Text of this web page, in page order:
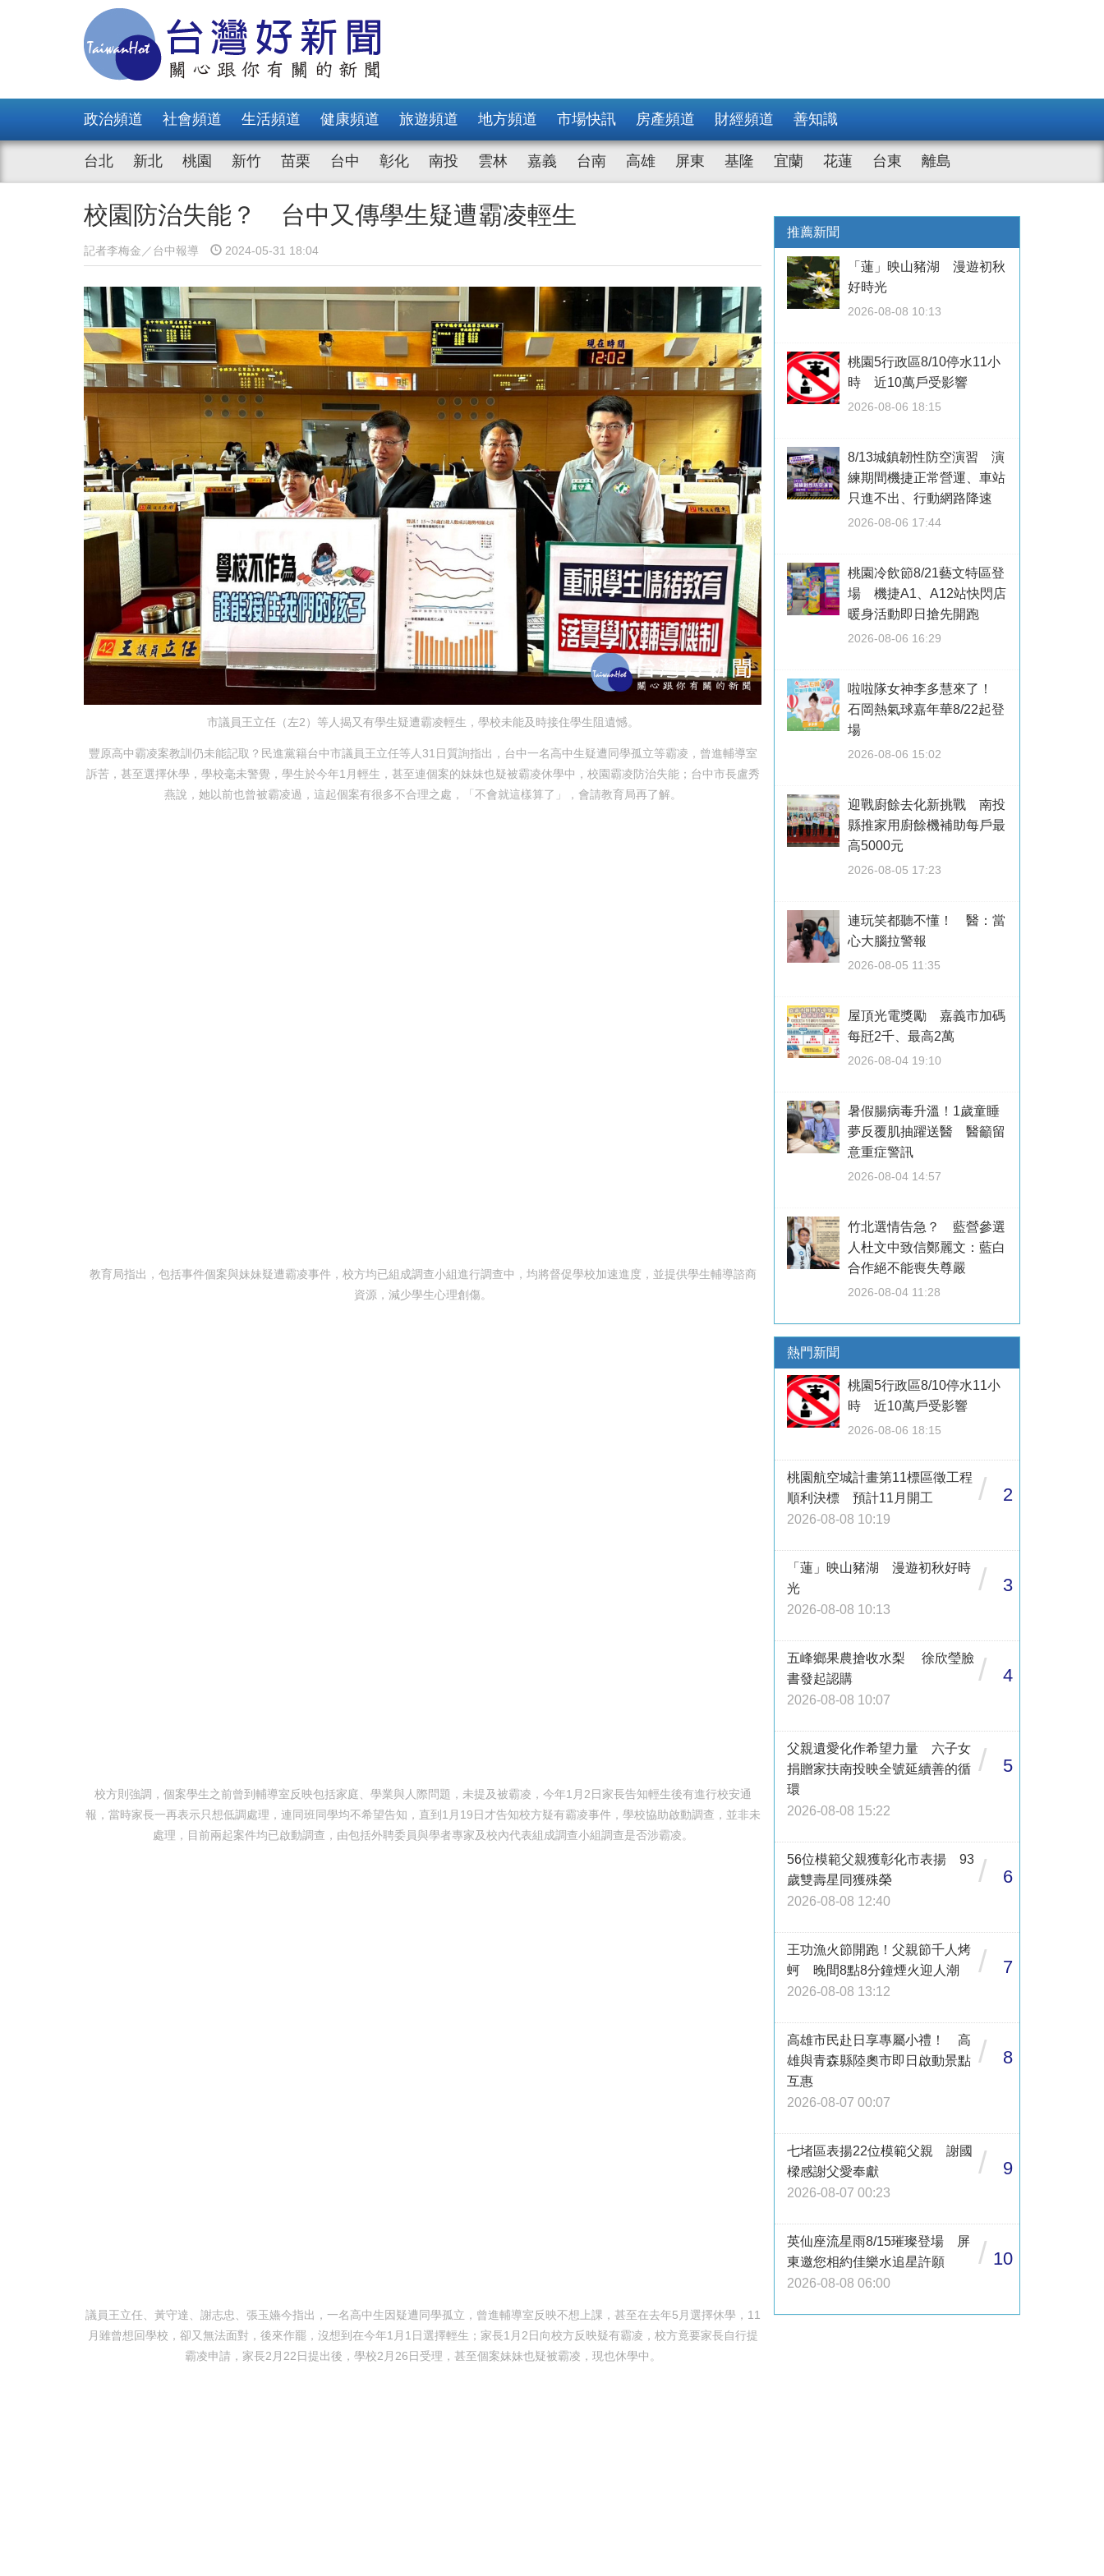
政治頻道 社會頻道 生活頻道 健康頻道 旅遊頻道 地方頻道 市場快訊 房產頻道 財經頻道 善知識
台北 新北 桃園 新竹 苗栗 台中 彰化 南投 雲林 嘉義 台南 高雄 屏東 基隆 宜蘭 花蓮 台東 離島
校園防治失能？ 台中又傳學生疑遭霸凌輕生
記者李梅金／台中報導 2024-05-31 18:04
市議員王立任（左2）等人揭又有學生疑遭霸凌輕生，學校未能及時接住學生阻遺憾。
豐原高中霸凌案教訓仍未能記取？民進黨籍台中市議員王立任等人31日質詢指出，台中一名高中生疑遭同學孤立等霸凌，曾進輔導室
訴苦，甚至選擇休學，學校毫未警覺，學生於今年1月輕生，甚至連個案的妹妹也疑被霸凌休學中，校園霸凌防治失能；台中市長盧秀
燕說，她以前也曾被霸凌過，這起個案有很多不合理之處，「不會就這樣算了」，會請教育局再了解。
教育局指出，包括事件個案與妹妹疑遭霸凌事件，校方均已組成調查小組進行調查中，均將督促學校加速進度，並提供學生輔導諮商
資源，減少學生心理創傷。
校方則強調，個案學生之前曾到輔導室反映包括家庭、學業與人際問題，未提及被霸凌，今年1月2日家長告知輕生後有進行校安通
報，當時家長一再表示只想低調處理，連同班同學均不希望告知，直到1月19日才告知校方疑有霸凌事件，學校協助啟動調查，並非未
處理，目前兩起案件均已啟動調查，由包括外聘委員與學者專家及校內代表組成調查小組調查是否涉霸凌。
議員王立任、黃守達、謝志忠、張玉嬿今指出，一名高中生因疑遭同學孤立，曾進輔導室反映不想上課，甚至在去年5月選擇休學，11
月雖曾想回學校，卻又無法面對，後來作罷，沒想到在今年1月1日選擇輕生；家長1月2日向校方反映疑有霸凌，校方竟要家長自行提
霸凌申請，家長2月22日提出後，學校2月26日受理，甚至個案妹妹也疑被霸凌，現也休學中。
推薦新聞
「蓮」映山豬湖 漫遊初秋
好時光
2026-08-08 10:13
桃園5行政區8/10停水11小
時 近10萬戶受影響
2026-08-06 18:15
8/13城鎮韌性防空演習 演
練期間機捷正常營運、車站
只進不出、行動網路降速
2026-08-06 17:44
桃園冷飲節8/21藝文特區登
場 機捷A1、A12站快閃店
暖身活動即日搶先開跑
2026-08-06 16:29
啦啦隊女神李多慧來了！
石岡熱氣球嘉年華8/22起登
場
2026-08-06 15:02
迎戰廚餘去化新挑戰 南投
縣推家用廚餘機補助每戶最
高5000元
2026-08-05 17:23
連玩笑都聽不懂！ 醫：當
心大腦拉警報
2026-08-05 11:35
屋頂光電獎勵 嘉義市加碼
每瓩2千、最高2萬
2026-08-04 19:10
暑假腸病毒升溫！1歲童睡
夢反覆肌抽躍送醫 醫籲留
意重症警訊
2026-08-04 14:57
竹北選情告急？ 藍營參選
人杜文中致信鄭麗文：藍白
合作絕不能喪失尊嚴
2026-08-04 11:28
熱門新聞
桃園5行政區8/10停水11小
時 近10萬戶受影響
2026-08-06 18:15
桃園航空城計畫第11標區徵工程
順利決標 預計11月開工
2026-08-08 10:19
/ 2
「蓮」映山豬湖 漫遊初秋好時
光
2026-08-08 10:13
/ 3
五峰鄉果農搶收水梨 徐欣瑩臉
書發起認購
2026-08-08 10:07
/ 4
父親遺愛化作希望力量 六子女
捐贈家扶南投映全號延續善的循
環
2026-08-08 15:22
/ 5
56位模範父親獲彰化市表揚 93
歲雙壽星同獲殊榮
2026-08-08 12:40
/ 6
王功漁火節開跑！父親節千人烤
蚵 晚間8點8分鐘煙火迎人潮
2026-08-08 13:12
/ 7
高雄市民赴日享專屬小禮！ 高
雄與青森縣陸奧市即日啟動景點
互惠
2026-08-07 00:07
/ 8
七堵區表揚22位模範父親 謝國
樑感謝父愛奉獻
2026-08-07 00:23
/ 9
英仙座流星雨8/15璀璨登場 屏
東邀您相約佳樂水追星許願
2026-08-08 06:00
/ 10